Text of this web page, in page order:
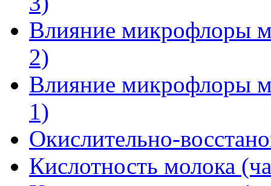
Влияние микрофлоры
2)
Влияние микрофлоры
1)
Окислительно-
Кислотность молока